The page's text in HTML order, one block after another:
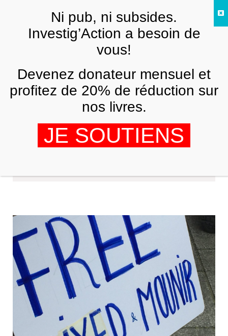
Comite sans papiers Bruxelles
FRNi pub, ni subsides.
Investig’Action a besoin de
vous!
Devenez donateur mensuel et
profitez de 20% de réduction sur
nos livres.
JE SOUTIENS